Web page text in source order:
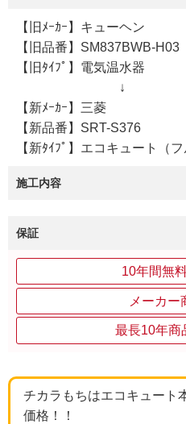
【旧ﾒｰｶｰ】キューヘン
【旧品番】SM837BWB-H03
【旧ﾀｲﾌﾟ】電気温水器
↓
【新ﾒｰｶｰ】三菱
【新品番】SRT-S376
【新ﾀｲﾌﾟ】エコキュート（フ
施工内容
保証
10年間無
メーカー
最長10年商
チカラもちはエコキュート
価格！！